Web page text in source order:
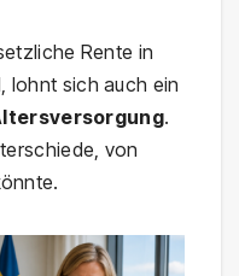
Rente in
lohnt sich auch ein
.
von